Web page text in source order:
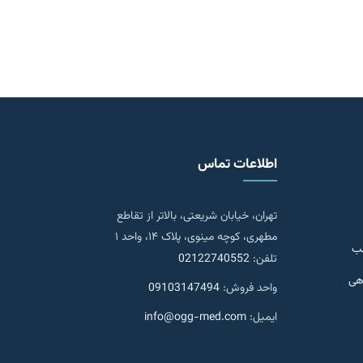
اطلاعات تماس
تهران، خیابان شریعتی، بالاتر از تقاطع
مطهری، کوچه مینوی، پلاک ۱۴، واحد ۱
تلفن:02122740552
واحد فروش:09103147494
ایمیل:info@ogg-med.com